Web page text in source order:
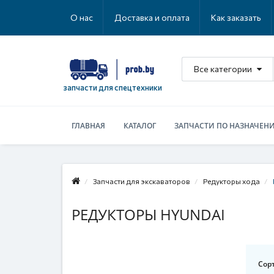
О нас Доставка и оплата Как заказать
запчасти для спецтехники
Все категории
ГЛАВНАЯ КАТАЛОГ ЗАПЧАСТИ ПО
Запчасти для экскаваторов Редукторы хода
РЕДУКТОРЫ HYUNDAI